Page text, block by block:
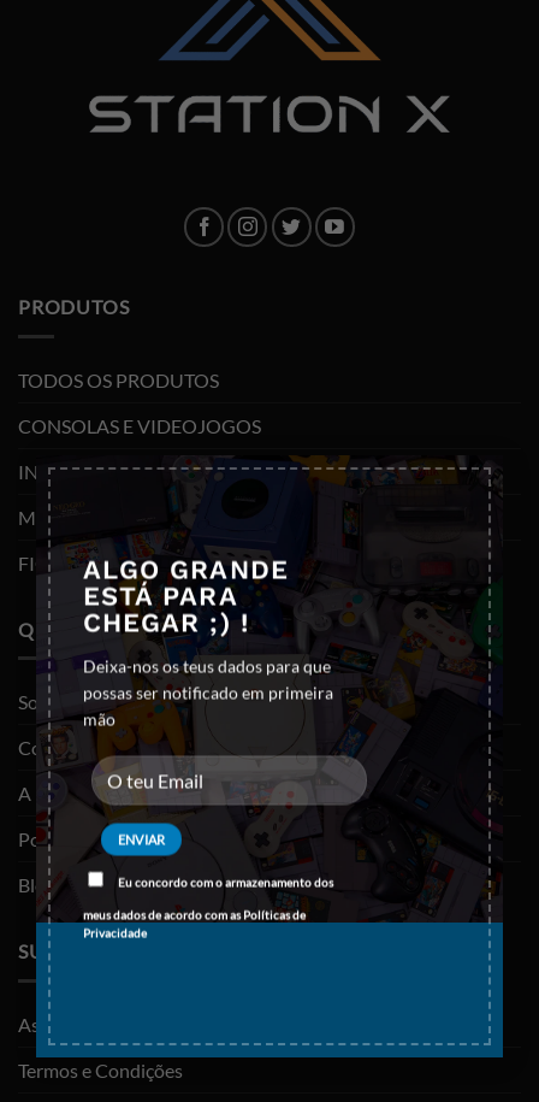
ALGO GRANDE
ESTÁ PARA
CHEGAR ;) !
Deixa-nos os teus dados para que
possas ser notificado em primeira
mão
Eu concordo com o armazenamento dos
meus dados de acordo com asPolíticas de
Privacidade
×
PRODUTOS
TODOS OS PRODUTOS
CONSOLAS E VIDEOJOGOS
INFORMÁTICA
MOBILIDADE
FIGURAS FUNKO POP
QUEM SOMOS
Sobre nós
Contactos
A minha conta
Política de privacidade
Blog
SUPORTE
As minhas encomendas
Termos e Condições